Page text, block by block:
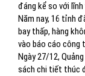
đáng kể so với
Năm nay, 16 tỉnh
bay thấp, hàng
vào báo cáo công
Ngày 27/12,
sách chi tiết thúc